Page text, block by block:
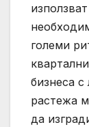
големи
бизнеса
растежа
да